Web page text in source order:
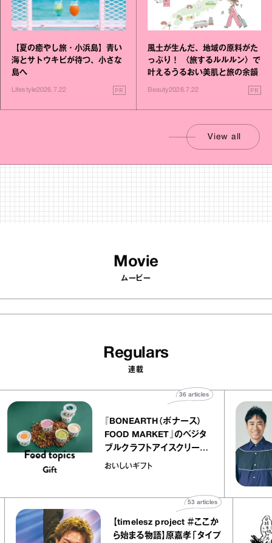
【夏の癒やし旅・小浜島】青い
海とサトウキビが待つ、小さな
島へ
Lifestyle2026.7.22 PR
風土が生んだ、地域の原料がた
っぷり！ 〈旅するルルルン〉で
叶えるうるおい美肌と旅の余韻
Beauty2026.7.22 PR
View all
Movie
ムービー
Regulars
連載
『BONEARTH（ボナース）
FOOD MARKET』のベジタ
ブルクラフトアイスクリーム
｜真野知子の「おいしいギフ
おいしいギフト
36articles
【timelesz project ＃ここか
ら始まる物語】原嘉孝「タイプ
articles